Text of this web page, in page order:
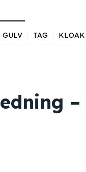
GULV TAG KLOAK
–